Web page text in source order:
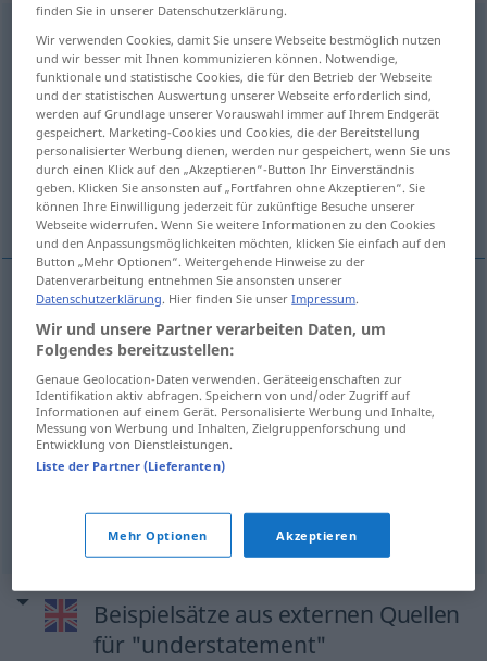
understatements
Übersicht aller Übersetzungen
(Für mehr Details die Übersetzung anklicken/antippen)
bewusst zurückhaltende, Understatement
zu geringe ungenügende Angabe
(bewusst) zurückhaltende
maßvolle
Darstellung, Untertreibungf
Understatementn understatement
understatement
of number, amount
Beispielsätze aus externen Quellen
für "understatement"
finden Sie in unserer Datenschutzerklärung.
Wir verwenden Cookies, damit Sie unsere Webseite bestmöglich nutzen
und wir besser mit Ihnen kommunizieren können. Notwendige,
funktionale und statistische Cookies, die für den Betrieb der Webseite
und der statistischen Auswertung unserer Webseite erforderlich sind,
werden auf Grundlage unserer Vorauswahl immer auf Ihrem Endgerät
gespeichert. Marketing-Cookies und Cookies, die der Bereitstellung
personalisierter Werbung dienen, werden nur gespeichert, wenn Sie uns
durch einen Klick auf den „Akzeptieren“-Button Ihr Einverständnis
geben. Klicken Sie ansonsten auf „Fortfahren ohne Akzeptieren“. Sie
können Ihre Einwilligung jederzeit für zukünftige Besuche unserer
Webseite widerrufen. Wenn Sie weitere Informationen zu den Cookies
und den Anpassungsmöglichkeiten möchten, klicken Sie einfach auf den
Button „Mehr Optionen“. Weitergehende Hinweise zu der
Datenverarbeitung entnehmen Sie ansonsten unserer
Datenschutzerklärung. Hier finden Sie unserImpressum.
Wir und unsere Partner verarbeiten Daten, um
Folgendes bereitzustellen:
Genaue Geolocation-Daten verwenden. Geräteeigenschaften zur
Identifikation aktiv abfragen. Speichern von und/oder Zugriff auf
Informationen auf einem Gerät. Personalisierte Werbung und Inhalte,
Messung von Werbung und Inhalten, Zielgruppenforschung und
Entwicklung von Dienstleistungen.
Liste der Partner (Lieferanten)
Mehr Optionen Akzeptieren